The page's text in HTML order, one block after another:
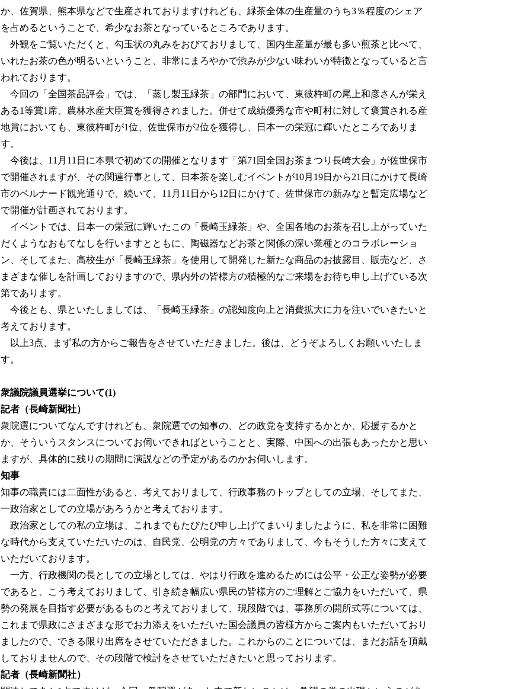
か、佐賀県、熊本県などで生産されておりますけれども、緑茶全体の生産量のうち3％程度のシェア
を占めるということで、希少なお茶となっているところであります。
外観をご覧いただくと、勾玉状の丸みをおびておりまして、国内生産量が最も多い煎茶と比べて、
いれたお茶の色が明るいということ、非常にまろやかで渋みが少ない味わいが特徴となっていると言
われております。
今回の「全国茶品評会」では、「蒸し製玉緑茶」の部門において、東彼杵町の尾上和彦さんが栄え
ある1等賞1席、農林水産大臣賞を獲得されました。併せて成績優秀な市や町村に対して褒賞される産
地賞においても、東彼杵町が1位、佐世保市が2位を獲得し、日本一の栄冠に輝いたところでありま
す。
今後は、11月11日に本県で初めての開催となります「第71回全国お茶まつり長崎大会」が佐世保市
で開催されますが、その関連行事として、日本茶を楽しむイベントが10月19日から21日にかけて長崎
市のベルナード観光通りで、続いて、11月11日から12日にかけて、佐世保市の新みなと暫定広場など
で開催が計画されております。
イベントでは、日本一の栄冠に輝いたこの「長崎玉緑茶」や、全国各地のお茶を召し上がっていた
だくようなおもてなしを行いますとともに、陶磁器などお茶と関係の深い業種とのコラボレーショ
ン、そしてまた、高校生が「長崎玉緑茶」を使用して開発した新たな商品のお披露目、販売など、さ
まざまな催しを計画しておりますので、県内外の皆様方の積極的なご来場をお待ち申し上げている次
第であります。
今後とも、県といたしましては、「長崎玉緑茶」の認知度向上と消費拡大に力を注いでいきたいと
考えております。
以上3点、まず私の方からご報告をさせていただきました。後は、どうぞよろしくお願いいたしま
す。
衆議院議員選挙について(1)
記者（長崎新聞社）
衆院選についてなんですけれども、衆院選での知事の、どの政党を支持するかとか、応援するかと
か、そういうスタンスについてお伺いできればということと、実際、中国への出張もあったかと思い
ますが、具体的に残りの期間に演説などの予定があるのかお伺いします。
知事
知事の職責には二面性があると、考えておりまして、行政事務のトップとしての立場、そしてまた、
一政治家としての立場があろうかと考えております。
政治家としての私の立場は、これまでもたびたび申し上げてまいりましたように、私を非常に困難
な時代から支えていただいたのは、自民党、公明党の方々でありまして、今もそうした方々に支えて
いただいております。
一方、行政機関の長としての立場としては、やはり行政を進めるためには公平・公正な姿勢が必要
であると、こう考えておりまして、引き続き幅広い県民の皆様方のご理解とご協力をいただいて、県
勢の発展を目指す必要があるものと考えておりまして、現段階では、事務所の開所式等については、
これまで県政にさまざまな形でお力添えをいただいた国会議員の皆様方からご案内もいただいており
ましたので、できる限り出席をさせていただきました。これからのことについては、まだお話を頂戴
しておりませんので、その段階で検討をさせていただきたいと思っております。
記者（長崎新聞社）